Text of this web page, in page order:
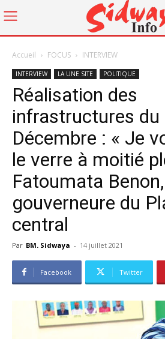
Accueil FOCUS INTERVIEW
INTERVIEW LA UNE SITE POLITIQUE
Réalisation des
infrastructures du
Décembre : « Je
le verre à moitié
Fatoumata Benon,
gouverneure du
central
Par BM. Sidwaya - 14 juillet 2021
Facebook Twitter